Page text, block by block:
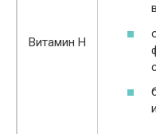
Витамин Н